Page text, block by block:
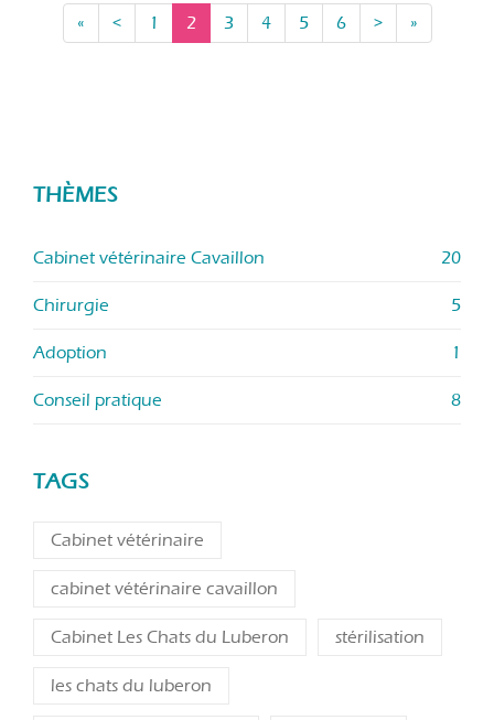
« < 1 2 3 4 5 6 > »
THÈMES
Cabinet vétérinaire Cavaillon 20
Chirurgie 5
Adoption 1
Conseil pratique 8
TAGS
Cabinet vétérinaire
cabinet vétérinaire cavaillon
Cabinet Les Chats du Luberon stérilisation
les chats du luberon